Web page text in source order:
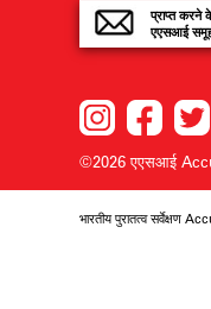
प्राप्त करने
एएसआई
©2026 एएसआई
भारतीय पुरातत्व सर्वेक्षण